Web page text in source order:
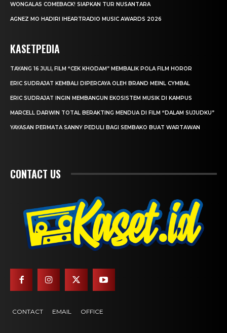
WONGALAS COMEBACK! SIAPKAN TUR NUSANTARA
AGNEZ MO HADIRI IHEARTRADIO MUSIC AWARDS 2026
KASETPEDIA
TAYANG 16 JULI, FILM “CEK KHODAM” MEMBALIK POLA FILM HOROR
ERIC SUDRAJAT KEMBALI DIPERCAYA OLEH BRAND MEINL CYMBAL
ERIC SUDRAJAT INGIN MEMBANGUN EKOSISTEM MUSIK DI KAMPUS
MARCELL DARWIN TOTAL BERAKTING MENDUA DI FILM “DALAM SUJUDKU”
YAYASAN PERMATA SANNY PEDULI BAGI SEMBAKO BUAT WARTAWAN
CONTACT US
CONTACT EMAIL OFFICE